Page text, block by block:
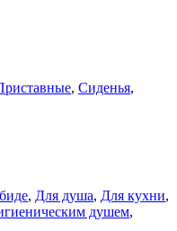
, Сиденья,
, Для душа, Для кухни,
душем,